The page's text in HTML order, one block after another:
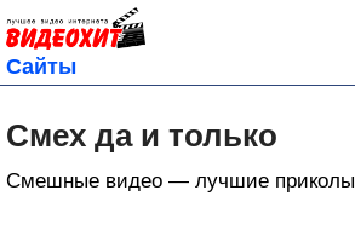
Сайты
Смех да и только
Смешные видео — лучшие приколы